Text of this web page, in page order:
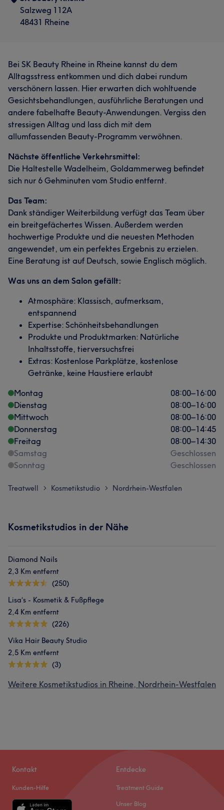
Salzweg 112A
48431 Rheine
Bei SK Beauty Rheine in Rheine kannst du dem
Alltagsstress entkommen und dich dabei rundum
verschönern lassen. Hier erwarten dich wohltuende
Gesichtsbehandlungen, ausführliche Beratungen und
andere fabelhafte Beauty-Anwendungen. Vergiss den
stressigen Alltag und lass dich mit dem
allumfassenden Beauty-Programm verwöhnen.
Nächste öffentliche Verkehrsmittel:
Die Haltestelle Wadelheim, Goldammerweg befindet
sich nur 6 Gehminuten vom Studio entfernt.
Das Team:
Dank ständiger Weiterbildung verfügt das Team über
ein breitgefächertes Wissen. Außerdem werden
hochwertige Produkte und die neuesten Methoden
angewendet, um ein perfektes Ergebnis zu erzielen.
Eine Beratung ist auf Deutsch, sowie Englisch möglich.
Was uns an dem Salon gefällt:
Atmosphäre: Klassisch, aufmerksam,
entspannend
Expertise: Schönheitsbehandlungen
Produkte und Produktmarken: Natürliche
Inhaltsstoffe, tierversuchsfrei
Extras: Kostenlose Parkplätze, kostenlose
Getränke, keine Haustiere erlaubt
Montag
08:00–16:00
Dienstag
08:00–16:00
Mittwoch
08:00–16:00
Donnerstag
08:00–14:45
Freitag
08:00–14:30
Samstag
Geschlossen
Sonntag
Geschlossen
Treatwell > Kosmetikstudio > Nordrhein-Westfalen
Kosmetikstudios in der Nähe
Diamond Nails
2,3 Km entfernt
(250)
Lisa‘s - Kosmetik & Fußpflege
2,4 Km entfernt
(226)
Vika Hair Beauty Studio
2,5 Km entfernt
(3)
Weitere Kosmetikstudios in Rheine, Nordrhein-Westfalen
Kontakt
Kunden-Hilfe
Entdecke
Treatment Guide
Unser Blog